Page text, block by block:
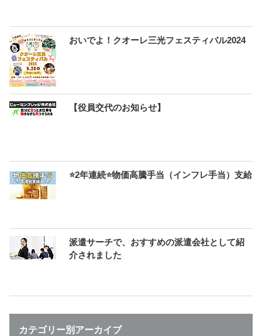
おいでよ！クオーレ三光フェスティバル2024
【役員交代のお知らせ】
⭐2年連続⭐物価高騰手当（インフレ手当）支給
派遣サーチで、おすすめの派遣会社として紹
介されました
カテゴリー別アーカイブ